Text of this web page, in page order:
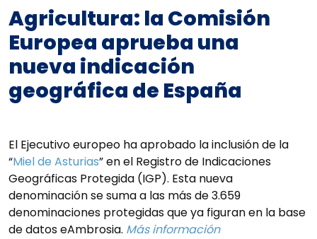
Agricultura: la Comisión
Europea aprueba una
nueva indicación
geográfica de España
El Ejecutivo europeo ha aprobado la inclusión de la
“Miel de Asturias” en el Registro de Indicaciones
Geográficas Protegida (IGP). Esta nueva
denominación se suma a las más de 3.659
denominaciones protegidas que ya figuran en la base
de datos eAmbrosia. Más información